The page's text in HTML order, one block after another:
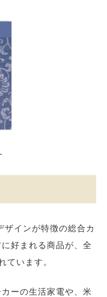
ザインが特徴の総合カ
好まれる商品が、全
ています。
ーの生活家電や、米